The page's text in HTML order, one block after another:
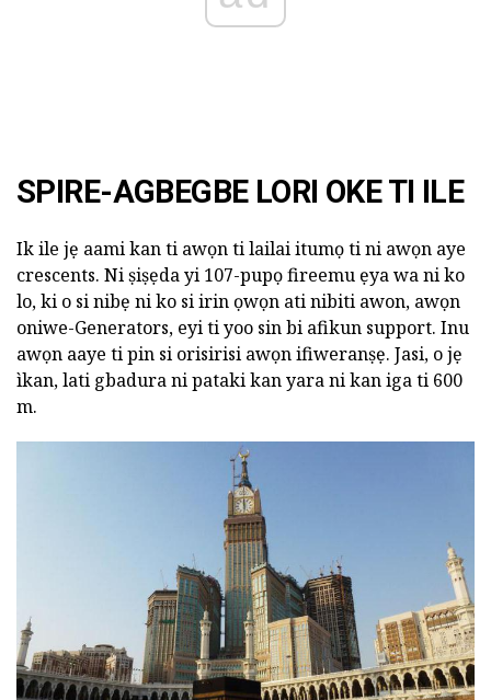
SPIRE-AGBEGBE LORI OKE TI ILE
Ik ile jẹ aami kan ti awọn ti lailai itumọ ti ni awọn aye
crescents. Ni ṣiṣẹda yi 107-pupọ fireemu ẹya wa ni ko
lo, ki o si nibẹ ni ko si irin ọwọn ati nibiti awon, awọn
oniwe-Generators, eyi ti yoo sin bi afikun support. Inu
awọn aaye ti pin si orisirisi awọn ifiweranṣẹ. Jasi, o jẹ
ìkan, lati gbadura ni pataki kan yara ni kan iga ti 600
m.